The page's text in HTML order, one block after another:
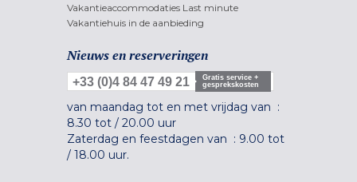
Vakantieaccommodaties Last minute
Vakantiehuis in de aanbieding
Nieuws en reserveringen
+33 (0)4 84 47 49 21
Gratis service +
gesprekskosten
van maandag tot en met vrijdag van :
8.30 tot / 20.00 uur
Zaterdag en feestdagen van : 9.00 tot
/ 18.00 uur.